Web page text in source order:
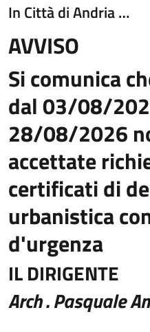
In Città di Andria …
AVVISO
Si comunica
dal 03/08/
28/08/2026
accettate
certificati di
urbanistica
d'urgenza
IL DIRIGENTE
Arch . Pasquale